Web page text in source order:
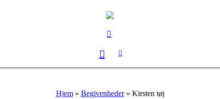
Hjem» Begivenheder» Kirsten tøj